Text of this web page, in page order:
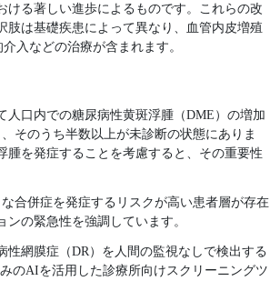
る著しい進歩によるものです。これらの改
は基礎疾患によって異なり、血管内皮増殖
入などの治療が含まれます。
口内での糖尿病性黄斑浮腫（DME）の増加
そのうち半数以上が未診断の状態にありま
を発症することを考慮すると、その重要性
合併症を発症するリスクが高い患者層が存在
の緊急性を強調しています。
網膜症（DR）を人間の監視なしで検出する
のAIを活用した診療所向けスクリーニングツ